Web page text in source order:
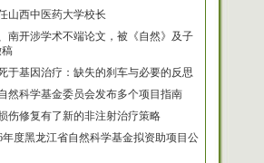
山西中医药大学校长
南开涉学术不端论文，被《自然》及子
于基因治疗：缺失的刹车与必要的反思
然科学基金委员会发布多个项目指南
伤修复有了新的非注射治疗策略
年度黑龙江省自然科学基金拟资助项目公